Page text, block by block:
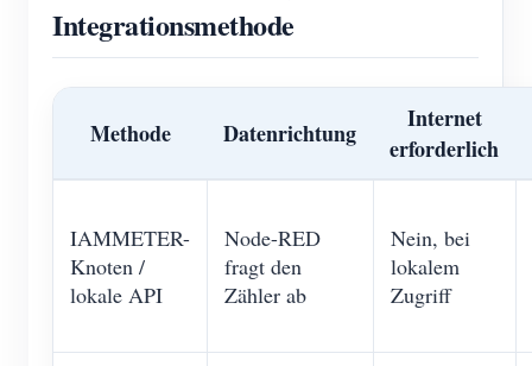
Integrationsmethode
Methode Datenrichtung
Internet
erforderlich
IAMMETER-
Knoten /
lokale API
Node-RED
fragt den
Zähler ab
Nein, bei
lokalem
Zugriff